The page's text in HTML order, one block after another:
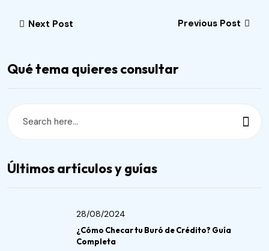
Next Post Previous Post
Qué tema quieres consultar
Últimos artículos y guías
28/08/2024
¿Cómo Checar tu Buró de Crédito? Guía
Completa